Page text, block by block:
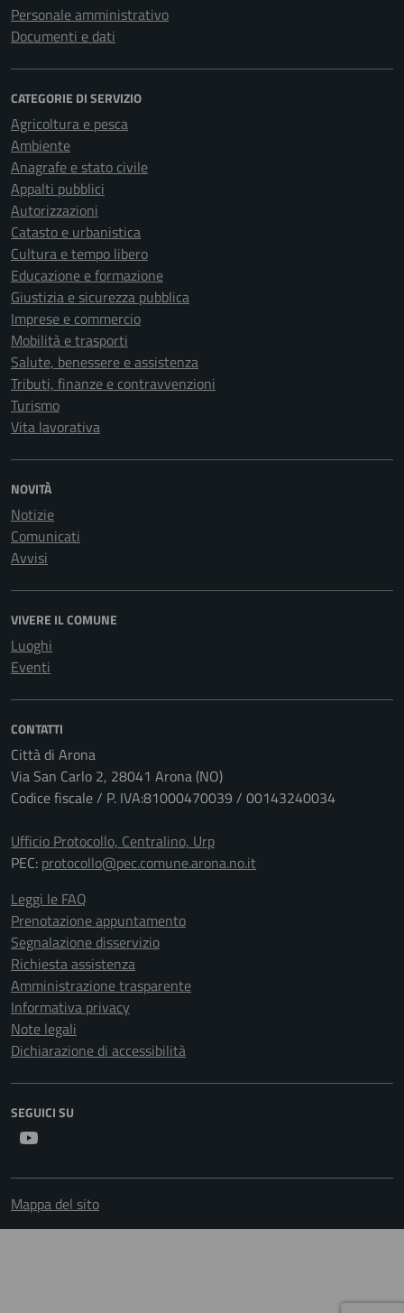
Personale amministrativo
Documenti e dati
CATEGORIE DI SERVIZIO
Agricoltura e pesca
Ambiente
Anagrafe e stato civile
Appalti pubblici
Autorizzazioni
Catasto e urbanistica
Cultura e tempo libero
Educazione e formazione
Giustizia e sicurezza pubblica
Imprese e commercio
Mobilità e trasporti
Salute, benessere e assistenza
Tributi, finanze e contravvenzioni
Turismo
Vita lavorativa
NOVITÀ
Notizie
Comunicati
Avvisi
VIVERE IL COMUNE
Luoghi
Eventi
CONTATTI
Città di Arona
Via San Carlo 2, 28041 Arona (NO)
Codice fiscale / P. IVA:81000470039 / 00143240034
Ufficio Protocollo, Centralino, Urp
PEC: protocollo@pec.comune.arona.no.it
Leggi le FAQ
Prenotazione appuntamento
Segnalazione disservizio
Richiesta assistenza
Amministrazione trasparente
Informativa privacy
Note legali
Dichiarazione di accessibilità
SEGUICI SU
Mappa del sito